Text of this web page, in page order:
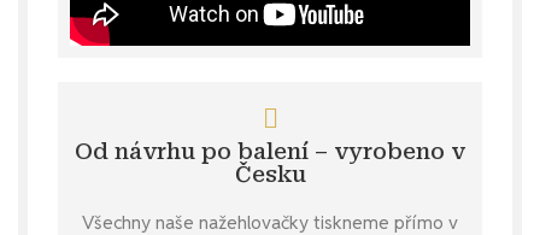
Od návrhu po balení – vyrobeno v
Česku
Všechny naše nažehlovačky tiskneme přímo v